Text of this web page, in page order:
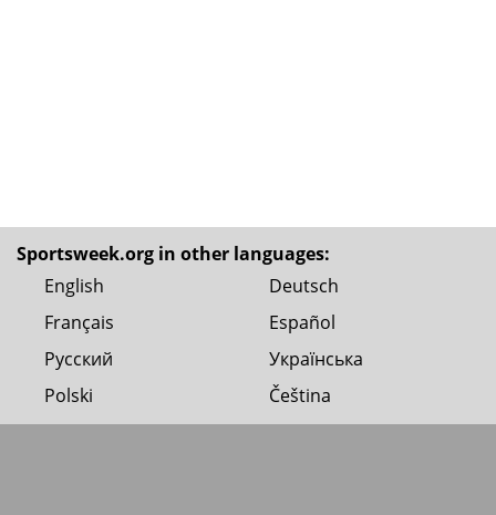
Sportsweek.org in other languages:
English
Deutsch
Français
Español
Русский
Українська
Polski
Čeština